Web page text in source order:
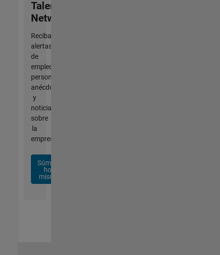
Talent
Network
Reciba
alertas
de
empleo
personalizadas,
anécdotas
y
noticias
sobre
la
empresa.
Súmese
hoy
mismo